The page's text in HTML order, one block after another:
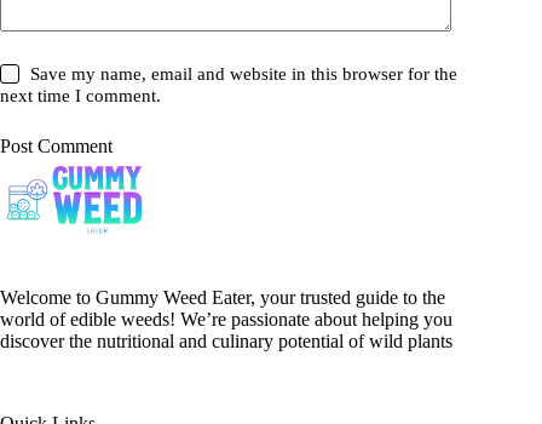
Save my name, email and website in this browser for the
next time I comment.
Post Comment
Welcome to Gummy Weed Eater, your trusted guide to the
world of edible weeds! We’re passionate about helping you
discover the nutritional and culinary potential of wild plants